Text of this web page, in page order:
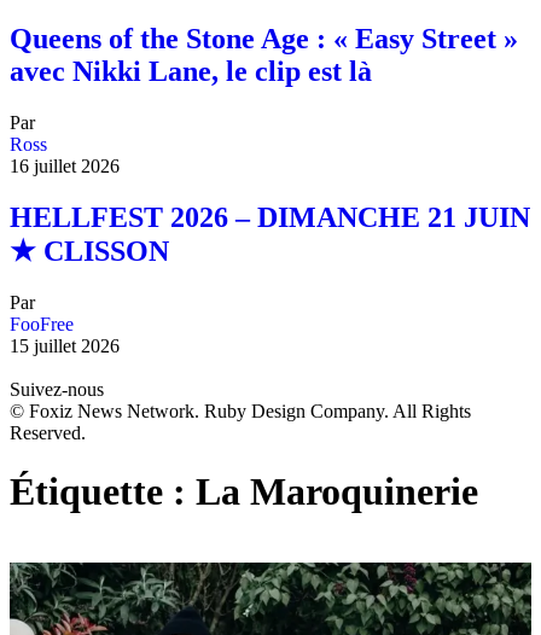
Queens of the Stone Age : « Easy Street »
avec Nikki Lane, le clip est là
Par
Ross
16 juillet 2026
HELLFEST 2026 – DIMANCHE 21 JUIN
★ CLISSON
Par
FooFree
15 juillet 2026
Suivez-nous
© Foxiz News Network. Ruby Design Company. All Rights
Reserved.
Étiquette : La Maroquinerie